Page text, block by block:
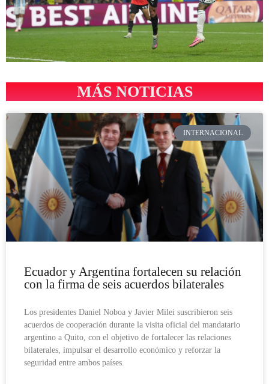
MÁS NOTICIAS
INTERNACIONAL
Ecuador y Argentina fortalecen su relación
con la firma de seis acuerdos bilaterales
Los presidentes Daniel Noboa y Javier Milei suscribieron seis
acuerdos de cooperación durante la visita oficial del mandatario
argentino a Quito, con el objetivo de fortalecer las relaciones
bilaterales, impulsar el desarrollo económico y reforzar la
seguridad entre ambos países.